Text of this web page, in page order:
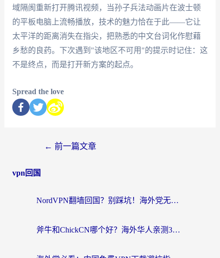
域隔阂重新打开腾讯视频，当孙子兵法动画片在波士顿
的平板电脑上流畅播放，技术的魅力恰在于此——它让
太平洋的距离消失在指尖，把熟悉的中文台词化作慰藉
乡愁的良药。下次遇到"该地区不可用"的提示时记住：这
不是终点，而是打开新方案的起点。
Spread the love
← 前一篇文章
vpn回国
NordVPN翻墙回国？别踩坑！海外党无缝访问国内资源的真实指南
斧牛和ChickCN哪个好？海外华人亲测3款回国加速器+免费试用攻略